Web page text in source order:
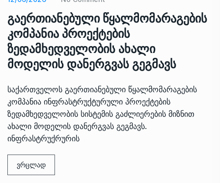
გაერთიანებული წყალმომარაგების
კომპანია პროექტების
ზედამხედველობის ახალი
მოდელის დანერგვას გეგმავს
საქართველოს გაერთიანებული წყალმომარაგების
კომპანია ინფრასტრუქტურული პროექტების
ზედამხედველობის სისტემის გაძლიერების მიზნით
ახალი მოდელის დანერგვას გეგმავს.
ინფრასტრუქრურის
ვრცლად